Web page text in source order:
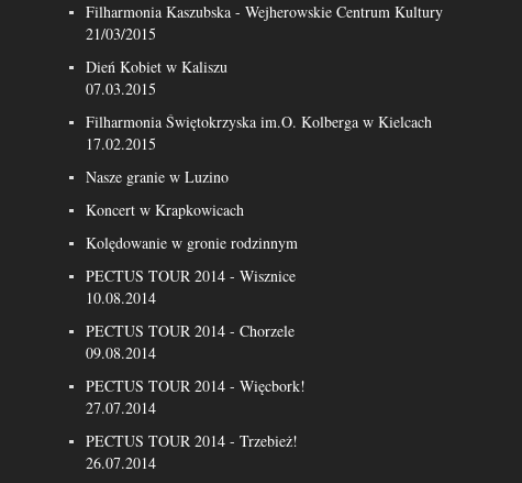
Filharmonia Kaszubska - Wejherowskie Centrum Kultury
21/03/2015
Dień Kobiet w Kaliszu
07.03.2015
Filharmonia Świętokrzyska im.O. Kolberga w Kielcach
17.02.2015
Nasze granie w Luzino
Koncert w Krapkowicach
Kolędowanie w gronie rodzinnym
PECTUS TOUR 2014 - Wisznice
10.08.2014
PECTUS TOUR 2014 - Chorzele
09.08.2014
PECTUS TOUR 2014 - Więcbork!
27.07.2014
PECTUS TOUR 2014 - Trzebież!
26.07.2014